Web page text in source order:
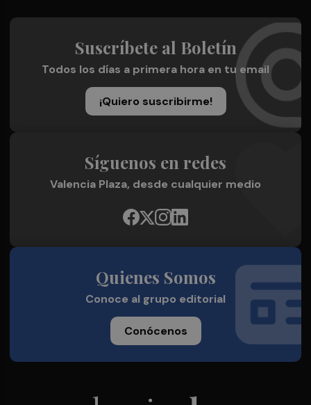
Suscríbete al Boletín
Todos los días a primera hora en tu email
¡Quiero suscribirme!
Síguenos en redes
Valencia Plaza, desde cualquier medio
Quienes Somos
Conoce al grupo editorial
Conócenos